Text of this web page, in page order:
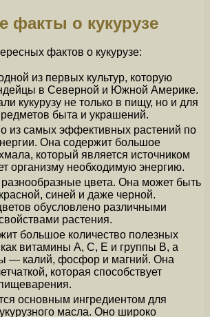
факты о кукурузе
фактов о кукурузе:
из первых культур, которую
в Северной и Южной Америке.
кукурузу не только в пищу, но и для
быта и украшений.
из самых эффективных растений по
Она содержит большое
который является источником
организму необходимую энергию.
разнообразные цвета. Она может быть
синей и даже черной.
обусловлено различными
растения.
большое количество полезных
как витамины А, С, Е и группы В, а
— калий, фосфор и магний. Она
которая способствует
основным ингредиентом для
масла. Оно широко